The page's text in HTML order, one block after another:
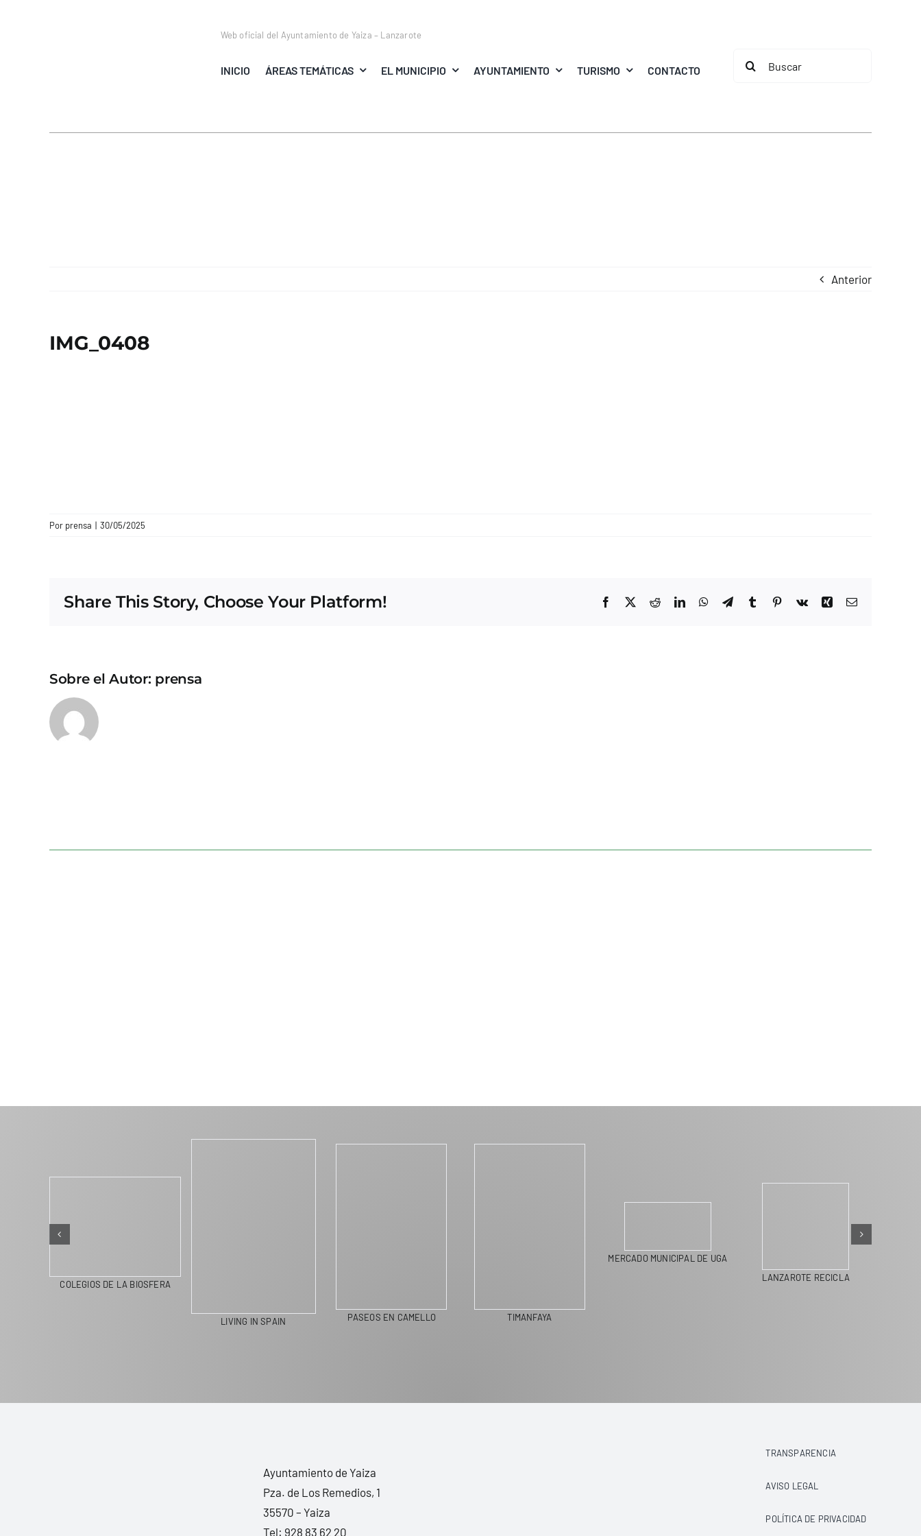
Web oficial del Ayuntamiento de Yaiza – Lanzarote
INICIO ÁREAS TEMÁTICAS EL MUNICIPIO AYUNTAMIENTO TURISMO CONTACTO
Buscar:
Anterior
IMG_0408
Por prensa | 30/05/2025
Share This Story, Choose Your Platform! Facebook
X RedditLinkedInWhatsApp
TelegramTumblrPinterest
Vk Xing Correo
Sobre el Autor: prensa
COLEGIOS DE LA BIOSFERA
LIVING IN SPAIN PASEOS EN CAMELLO TIMANFAYA
MERCADO MUNICIPAL DE UGA
LANZAROTE RECICLA
Ayuntamiento de Yaiza
Pza. de Los Remedios, 1
35570 – Yaiza
Tel: 928 83 62 20
TRANSPARENCIA
AVISO LEGAL
POLÍTICA DE PRIVACIDAD